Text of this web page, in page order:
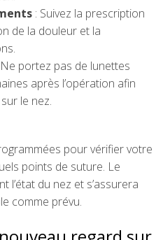
: Suivez la prescription
de la douleur et la
portez pas de lunettes
après l’opération afin
le nez.
pour vérifier votre
points de suture. Le
l’état du nez et s’assurera
comme prévu.